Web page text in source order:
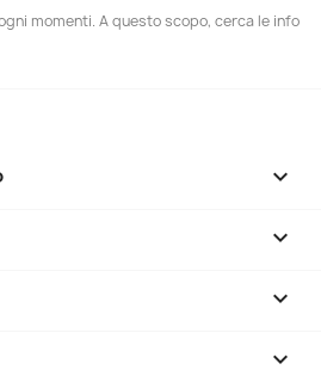
momenti. A questo scopo, cerca le info
keyboard_arrow_down


